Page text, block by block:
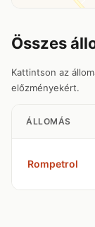
Összes
Kattintson az
előzményekért.
ÁLLOMÁS
Rompetrol